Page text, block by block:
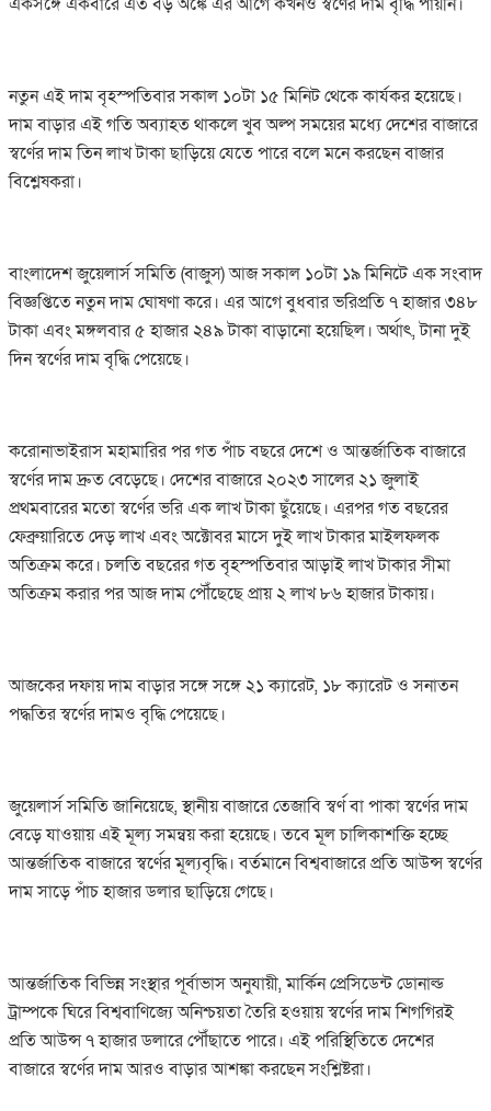
নতুন এই দাম বৃহস্পতিবার সকাল ১০টা ১৫ মিনিট থেকে কার্যকর হয়েছে।
দাম বাড়ার এই গতি অব্যাহত থাকলে খুব অল্প সময়ের মধ্যে দেশের বাজারে
স্বর্ণের দাম তিন লাখ টাকা ছাড়িয়ে যেতে পারে বলে মনে করছেন বাজার
বিশ্লেষকরা।
বাংলাদেশ জুয়েলার্স সমিতি (বাজুস) আজ সকাল ১০টা ১৯ মিনিটে এক সংবাদ
বিজ্ঞপ্তিতে নতুন দাম ঘোষণা করে। এর আগে বুধবার ভরিপ্রতি ৭ হাজার ৩৪৮
টাকা এবং মঙ্গলবার ৫ হাজার ২৪৯ টাকা বাড়ানো হয়েছিল। অর্থাৎ, টানা দুই
দিন স্বর্ণের দাম বৃদ্ধি পেয়েছে।
করোনাভাইরাস মহামারির পর গত পাঁচ বছরে দেশে ও আন্তর্জাতিক বাজারে
স্বর্ণের দাম দ্রুত বেড়েছে। দেশের বাজারে ২০২৩ সালের ২১ জুলাই
প্রথমবারের মতো স্বর্ণের ভরি এক লাখ টাকা ছুঁয়েছে। এরপর গত বছরের
ফেব্রুয়ারিতে দেড় লাখ এবং অক্টোবর মাসে দুই লাখ টাকার মাইলফলক
অতিক্রম করে। চলতি বছরের গত বৃহস্পতিবার আড়াই লাখ টাকার সীমা
অতিক্রম করার পর আজ দাম পৌঁছেছে প্রায় ২ লাখ ৮৬ হাজার টাকায়।
আজকের দফায় দাম বাড়ার সঙ্গে সঙ্গে ২১ ক্যারেট, ১৮ ক্যারেট ও সনাতন
পদ্ধতির স্বর্ণের দামও বৃদ্ধি পেয়েছে।
জুয়েলার্স সমিতি জানিয়েছে, স্থানীয় বাজারে তেজাবি স্বর্ণ বা পাকা স্বর্ণের দাম
বেড়ে যাওয়ায় এই মূল্য সমন্বয় করা হয়েছে। তবে মূল চালিকাশক্তি হচ্ছে
আন্তর্জাতিক বাজারে স্বর্ণের মূল্যবৃদ্ধি। বর্তমানে বিশ্ববাজারে প্রতি আউন্স স্বর্ণের
দাম সাড়ে পাঁচ হাজার ডলার ছাড়িয়ে গেছে।
আন্তর্জাতিক বিভিন্ন সংস্থার পূর্বাভাস অনুযায়ী, মার্কিন প্রেসিডেন্ট ডোনাল্ড
ট্রাম্পকে ঘিরে বিশ্ববাণিজ্যে অনিশ্চয়তা তৈরি হওয়ায় স্বর্ণের দাম শিগগিরই
প্রতি আউন্স ৭ হাজার ডলারে পৌঁছাতে পারে। এই পরিস্থিতিতে দেশের
বাজারে স্বর্ণের দাম আরও বাড়ার আশঙ্কা করছেন সংশ্লিষ্টরা।